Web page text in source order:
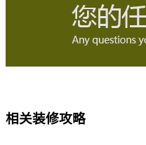
相关装修攻略